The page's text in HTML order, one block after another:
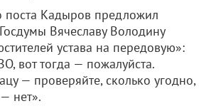
поста Кадыров предложил
Вячеславу Володину
устава на передовую»:
вот тогда — пожалуйста.
— проверяйте, сколько угодно,
нет».